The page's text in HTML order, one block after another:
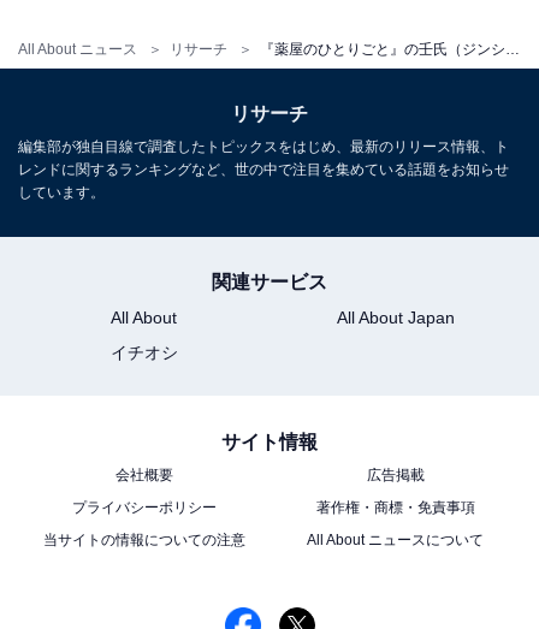
All About ニュース リサーチ
1位にランクインしたのは、吉沢亮さんです。大河ドラ
マの主演から実写化作品まで、数多くの映画やドラマで
活躍しています。大ヒット映画『キングダム』シリーズ
（2019年〜）では、秦国の王・嬴政（えいせい）役を好
大きな話題を呼びました。嬴政と壬氏の特徴が似ている
リサーチ
編集部が独自目線で調査したトピックスをはじめ、最新のリリース情報、ト
レンドに関するランキングなど、世の中で注目を集めている話題をお知らせ
しています。
関連サービス
All About
All About Japan
イチオシ
サイト情報
会社概要
広告掲載
プライバシーポリシー
著作権・商標・免責事項
当サイトの情報についての注意
All About ニュースについて